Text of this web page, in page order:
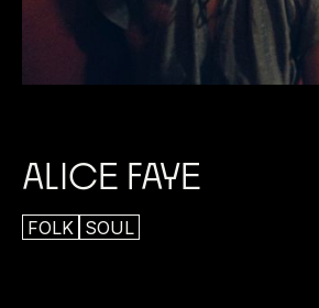
ALICE FAYE
FOLK SOUL